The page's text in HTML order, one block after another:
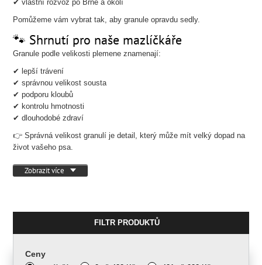
✔ vlastní rozvoz po Brně a okolí
Pomůžeme vám vybrat tak, aby granule opravdu sedly.
🐾 Shrnutí pro naše mazlíčkáře
Granule podle velikosti plemene znamenají:
✔ lepší trávení
✔ správnou velikost sousta
✔ podporu kloubů
✔ kontrolu hmotnosti
✔ dlouhodobé zdraví
👉 Správná velikost granulí je detail, který může mít velký dopad na
život vašeho psa.
Zobrazit více
FILTR PRODUKTŮ
Ceny